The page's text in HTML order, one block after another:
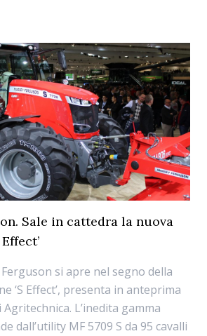
Sale in cattedra la nuova
si apre nel segno della
‘S Effect’, presenta in anteprima
L’inedita gamma
dall’utility MF 5709 S da 95 cavalli